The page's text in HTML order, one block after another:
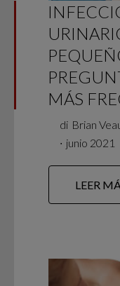
MÁS
di Brian
∙ junio 2021
LEER